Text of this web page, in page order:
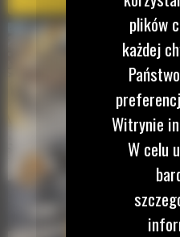
plików
każdej
Witrynie
W celu